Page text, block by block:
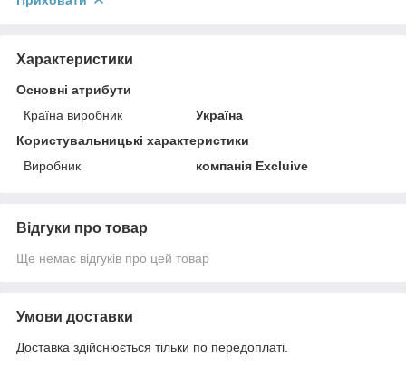
Характеристики
Основні атрибути
Країна виробник
Україна
Користувальницькі характеристики
Виробник
компанія Excluivе
Відгуки про товар
Ще немає відгуків про цей товар
Умови доставки
Доставка здійснюється тільки по передоплаті.